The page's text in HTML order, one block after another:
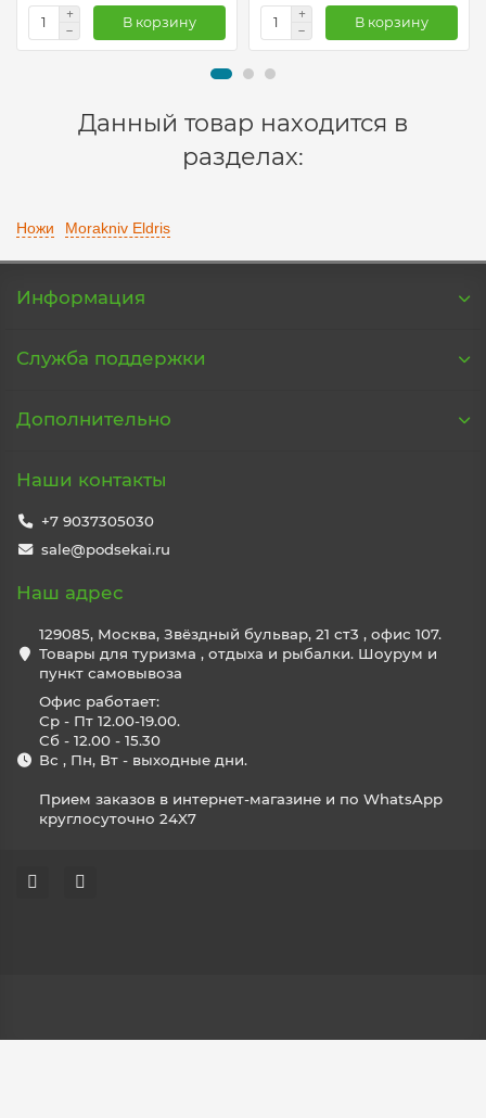
В корзину В корзину
Данный товар находится в
разделах:
Ножи Morakniv Eldris
Информация
Служба поддержки
Дополнительно
Наши контакты
+7 9037305030
sale@podsekai.ru
Наш адрес
129085, Москва, Звёздный бульвар, 21 ст3 , офис 107.
Товары для туризма , отдыха и рыбалки. Шоурум и
пункт самовывоза
Офис работает:
Ср - Пт 12.00-19.00.
Сб - 12.00 - 15.30
Вс , Пн, Вт - выходные дни.
Прием заказов в интернет-магазине и по WhatsApp
круглосуточно 24X7